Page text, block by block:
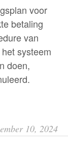
voor
betaling
van
systeem
doen,
10, 2024